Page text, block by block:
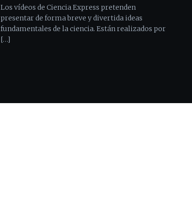
Los vídeos de Ciencia Express pretenden
presentar de forma breve y divertida ideas
fundamentales de la ciencia. Están realizados por
[…]